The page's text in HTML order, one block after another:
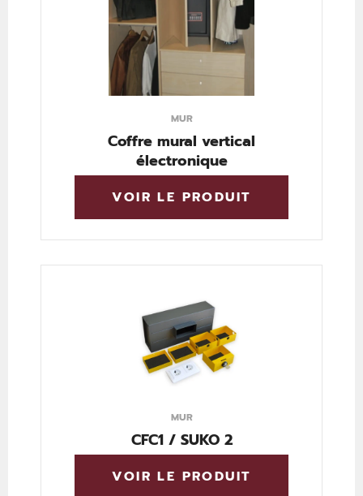
MUR
Coffre mural vertical
électronique
VOIR LE PRODUIT
MUR
CFC1 / SUKO 2
VOIR LE PRODUIT